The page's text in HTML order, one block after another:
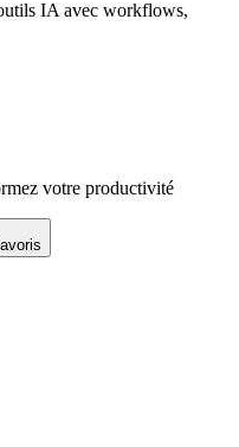
IA avec workflows,
votre productivité